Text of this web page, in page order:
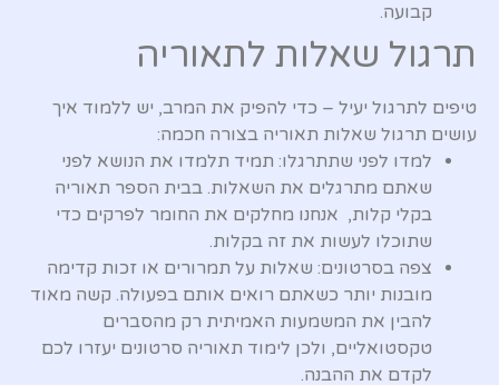
קבועה.
תרגול שאלות לתאוריה
טיפים לתרגול יעיל – כדי להפיק את המרב, יש ללמוד איך
עושים תרגול שאלות תאוריה בצורה חכמה:
למדו לפני שתתרגלו: תמיד תלמדו את הנושא לפני
שאתם מתרגלים את השאלות. בבית הספר תאוריה
בקלי קלות, אנחנו מחלקים את החומר לפרקים כדי
שתוכלו לעשות את זה בקלות.
צפה בסרטונים: שאלות על תמרורים או זכות קדימה
מובנות יותר כשאתם רואים אותם בפעולה. קשה מאוד
להבין את המשמעות האמיתית רק מהסברים
טקסטואליים, ולכן לימוד תאוריה סרטונים יעזרו לכם
לקדם את ההבנה.